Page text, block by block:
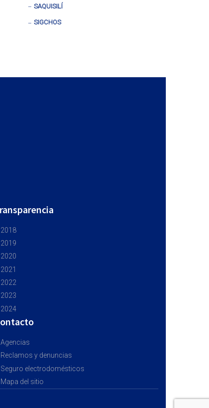
SAQUISILÍ
SIGCHOS
2018
2019
2020
2021
2022
2023
2024
Agencias
Reclamos y denuncias
Seguro electrodomésticos
Mapa del sitio